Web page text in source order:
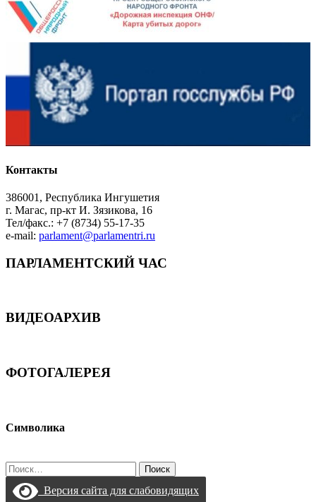
Контакты
386001, Республика Ингушетия
г. Магас, пр-кт И. Зязикова, 16
Тел/факс.: +7 (8734) 55-17-35
e-mail: parlament@parlamentri.ru
ПАРЛАМЕНТСКИЙ ЧАС
ВИДЕОАРХИВ
ФОТОГАЛЕРЕЯ
Символика
Найти:
Версия сайта для слабовидящих